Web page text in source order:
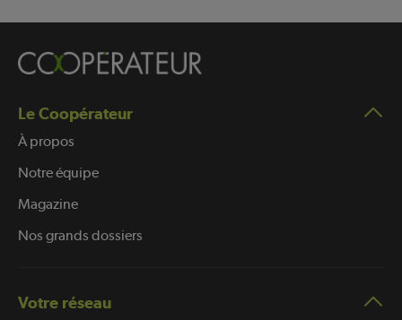
Le Coopérateur
À propos
Notre équipe
Magazine
Nos grands dossiers
Votre réseau